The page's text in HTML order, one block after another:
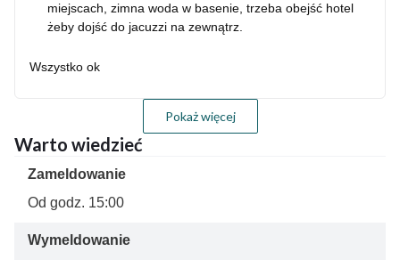
miejscach, zimna woda w basenie, trzeba obejść hotel
żeby dojść do jacuzzi na zewnątrz.
Wszystko ok
Pokaż więcej
Warto wiedzieć
Zameldowanie
Od godz. 15:00
Wymeldowanie